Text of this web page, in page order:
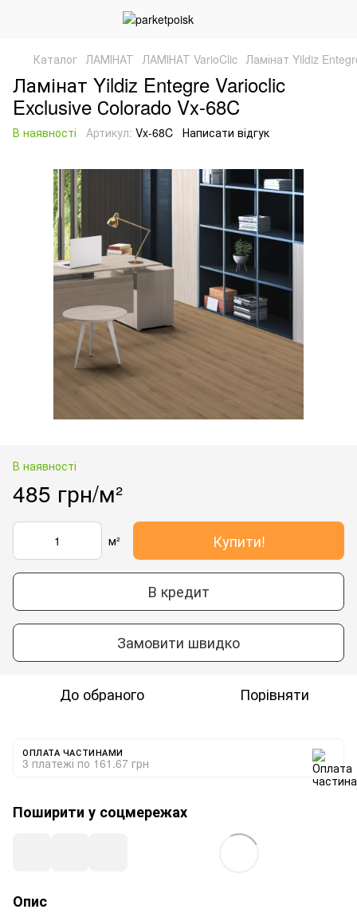
Каталог ЛАМІНАТ ЛАМІНАТ VarioClic Ламінат Yildiz
Ламінат Yildiz Entegre Varioclic
Exclusive Сolorado Vx-68C
В наявності Артикул: Vx-68C Написати відгук
В наявності
485 грн/м²
м² Купити!
В кредит
Замовити швидко
До обраного Порівняти
ОПЛАТА ЧАСТИНАМИ
3 платежі по 161.67 грн
Поширити у соцмережах
Опис